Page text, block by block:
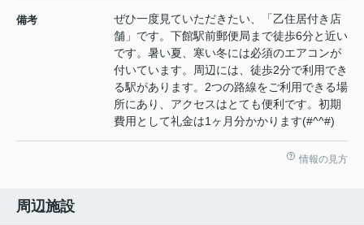
備考
ぜひ一度見ていただきたい、「乙住居付き店
舗」です。下館駅前郵便局まで徒歩6分と近い
です。暑い夏、寒い冬には必須のエアコンが
付いています。周辺には、徒歩2分で利用でき
る駅があります。2つの路線をご利用できる場
所にあり、アクセスはとても便利です。初期
費用として礼金は1ヶ月分かかります(#^^#)
情報の見方
周辺施設